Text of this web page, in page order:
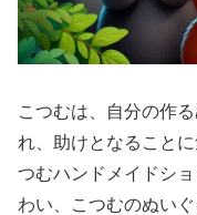
こつむは、自分の作
れ、助けとなること
つむハンドメイドシ
わい、こつむのぬい